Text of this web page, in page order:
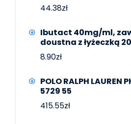
44.38zł
Ibutact 40mg/ml,
doustna z łyżeczką
8.90zł
POLO RALPH LAUREN
5729 55
415.55zł